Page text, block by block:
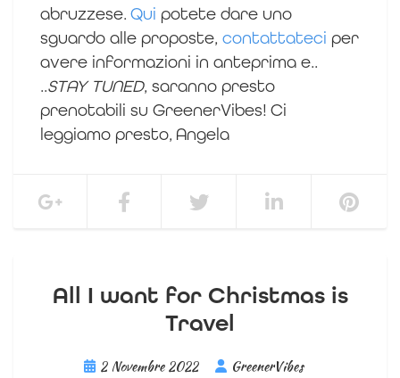
abruzzese. Qui potete dare uno
sguardo alle proposte, contattateci per
avere informazioni in anteprima e..
..STAY TUNED, saranno presto
prenotabili su GreenerVibes! Ci
leggiamo presto, Angela
All I want for Christmas is
Travel
2 Novembre 2022
GreenerVibes